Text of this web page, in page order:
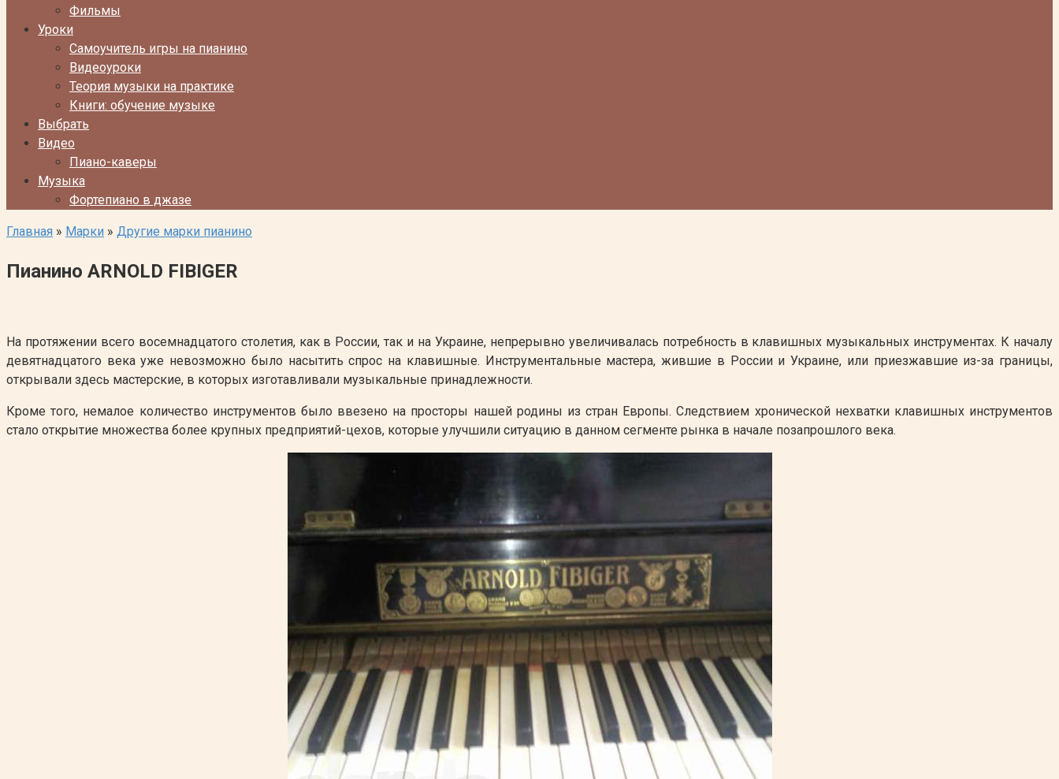
Фильмы
Уроки
Самоучитель игры на пианино
Видеоуроки
Теория музыки на практике
Книги: обучение музыке
Выбрать
Видео
Пиано-каверы
Музыка
Фортепиано в джазе
Главная » Марки » Другие марки пианино
Пианино ARNOLD FIBIGER
На протяжении всего восемнадцатого столетия, как в России, так и на Украине, непрерывно увеличивалась потребность в клавишных музыкальных инструментах. К началу
девятнадцатого века уже невозможно было насытить спрос на клавишные. Инструментальные мастера, жившие в России и Украине, или приезжавшие из-за границы,
открывали здесь мастерские, в которых изготавливали музыкальные принадлежности.
Кроме того, немалое количество инструментов было ввезено на просторы нашей родины из стран Европы. Следствием хронической нехватки клавишных инструментов
стало открытие множества более крупных предприятий-цехов, которые улучшили ситуацию в данном сегменте рынка в начале позапрошлого века.